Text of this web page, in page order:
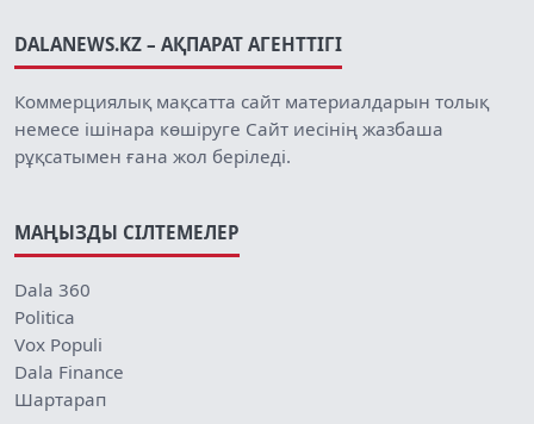
DALANEWS.KZ – АҚПАРАТ АГЕНТТІГІ
Коммерциялық мақсатта сайт материалдарын толық
немесе ішінара көшіруге Сайт иесінің жазбаша
рұқсатымен ғана жол беріледі.
МАҢЫЗДЫ СІЛТЕМЕЛЕР
Dala 360
Politica
Vox Populi
Dala Finance
Шартарап